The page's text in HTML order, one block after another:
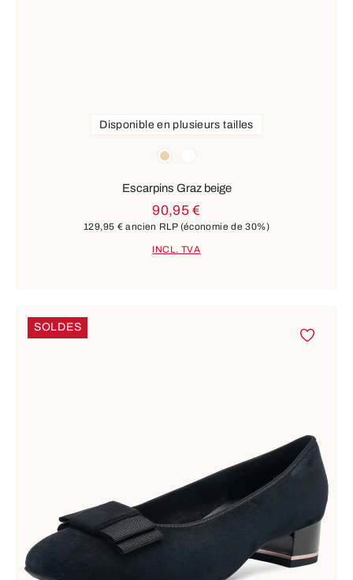
beige
Disponible en plusieurs tailles
Escarpins Graz beige
90,95 €
129,95 € ancien RLP (économie de 30%)
INCL. TVA
SOLDES